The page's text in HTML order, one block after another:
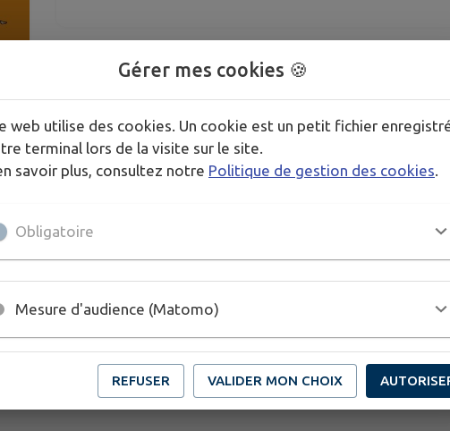
Rendez-vous le 6 juin prochain au Russey pour notre
pétantes !
Nous avons le plaisir d'accueillir cette saison la
scène avec nous !
Tous les morceaux de notre programme se cachent sur
(Précision : nous vous confirmons que notre concert
14 indiquée dans un bulletin récent de la CCPR est une
Gérer mes cookies 🍪
web utilise des cookies. Un cookie est un petit fichier
terminal lors de la visite sur le site.
savoir plus, consultez notre Politique de gestion des cookies
Obligatoire
Mesure d'audience (Matomo)
REFUSER VALIDER MON CHOIX